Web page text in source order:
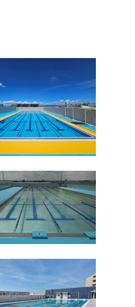
大阪府 学校 ステンレスプール
東京都 学校 ステンレスプール